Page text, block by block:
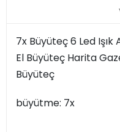
7x Büyüteç 6 Led
El Büyüteç Harita
Büyüteç
büyütme: 7x